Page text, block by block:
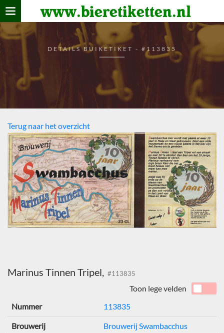
www.bieretiketten.nl
Home
verzamelen
De bierkaart
Bezoekers
DETAILS BUIKETIKET - #113835
Terug naar het overzicht
Marinus Tinnen Tripel, #113835
Toon lege velden
Nummer
113835
Brouwerij Brouwerij Swambacchus